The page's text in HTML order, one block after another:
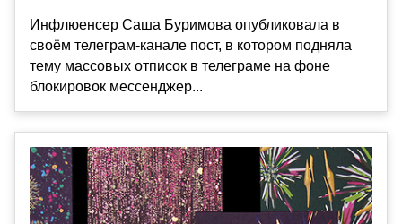
Инфлюенсер Саша Буримова опубликовала в
своём телеграм-канале пост, в котором подняла
тему массовых отписок в телеграме на фоне
блокировок мессенджер...